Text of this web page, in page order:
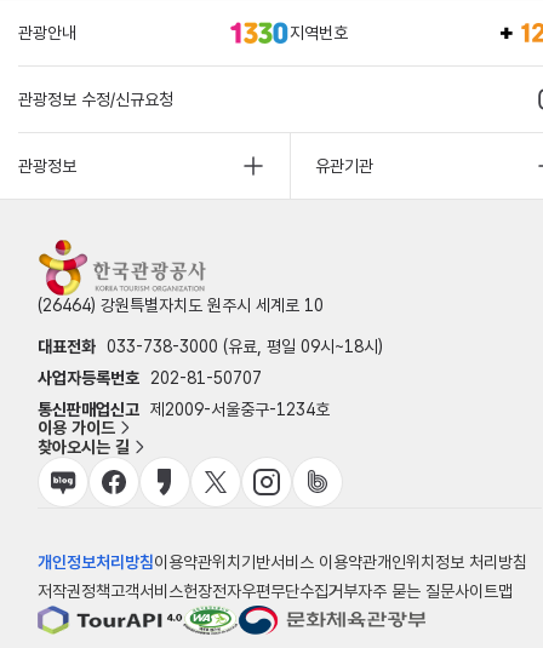
관광안내 지역번호
관광정보 수정/신규요청
관광정보 유관기관
(26464) 강원특별자치도 원주시 세계로 10
대표전화 033-738-3000 (유료, 평일 09시~18시)
사업자등록번호
202-81-50707
통신판매업신고 제2009-서울중구-1234호
이용 가이드
찾아오시는 길
개인정보처리방침이용약관위치기반서비스 이용약관개인위치정보 처리방침
저작권정책고객서비스헌장전자우편무단수집거부자주 묻는 질문사이트맵